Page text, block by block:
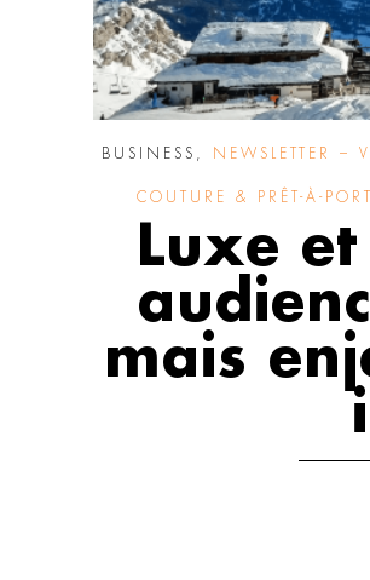
BUSINESS NEWSLETTER –
COUTURE & PRÊT-À-
Luxe
mais